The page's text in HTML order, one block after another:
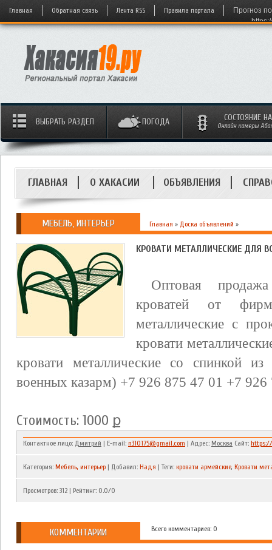
Главная Обратная связь Лента RSS Правила портала
Прогноз
ВЫБРАТЬ РАЗДЕЛ ПОГОДА СОСТОЯНИЕ
Онлайн камеры
ГЛАВНАЯ О ХАКАСИИ ОБЪЯВЛЕНИЯ
МЕБЕЛЬ, ИНТЕРЬЕР Главная » Доска объявлений »
КРОВАТИ МЕТАЛЛИЧЕСКИЕ ДЛЯ
Оптовая
кроватей от
металлические с
кровати
кровати металлические со спинкой
военных казарм) +7 926 875 47 01 +7 926
Стоимость: 1000 ք
Контактное лицо: Дмитрий | E-mail: n310175@gmail.com | Адрес: Москва Сайт:
Категория: Мебель, интерьер | Добавил: Надя | Теги: кровати армейские, Кровати
Просмотров: 312 | Рейтинг: 0.0/0
КОММЕНТАРИИ Всего комментариев: 0